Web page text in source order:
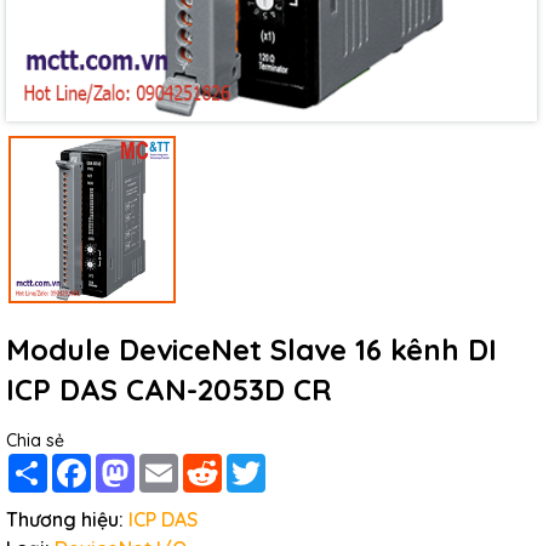
Module DeviceNet Slave 16 kênh DI
ICP DAS CAN-2053D CR
Chia sẻ
Share FacebookMastodon
Email Reddit
Thương hiệu: ICP DAS
Ngày hết hạn:
Điều kiện: